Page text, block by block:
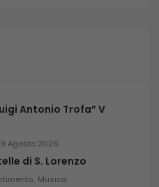
Antonio Trofa” V
9 Agosto 2026
di S. Lorenzo
Musica